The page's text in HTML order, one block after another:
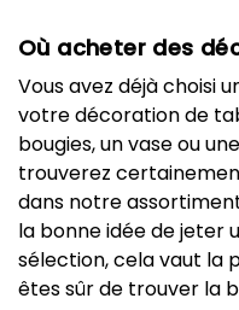
Où acheter des
Vous avez déjà choisi
votre décoration de
bougies, un vase ou
trouverez
dans notre
la bonne idée de jeter
sélection, cela vaut la
êtes sûr de trouver la